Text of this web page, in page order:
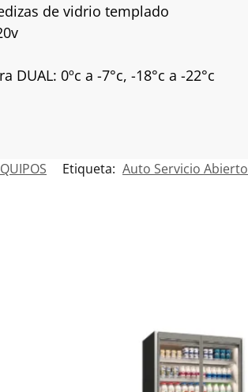
de vidrio templado
DUAL: 0ºc a -7°c, -18°c a -22°c
Etiqueta: Auto Servicio Abierto